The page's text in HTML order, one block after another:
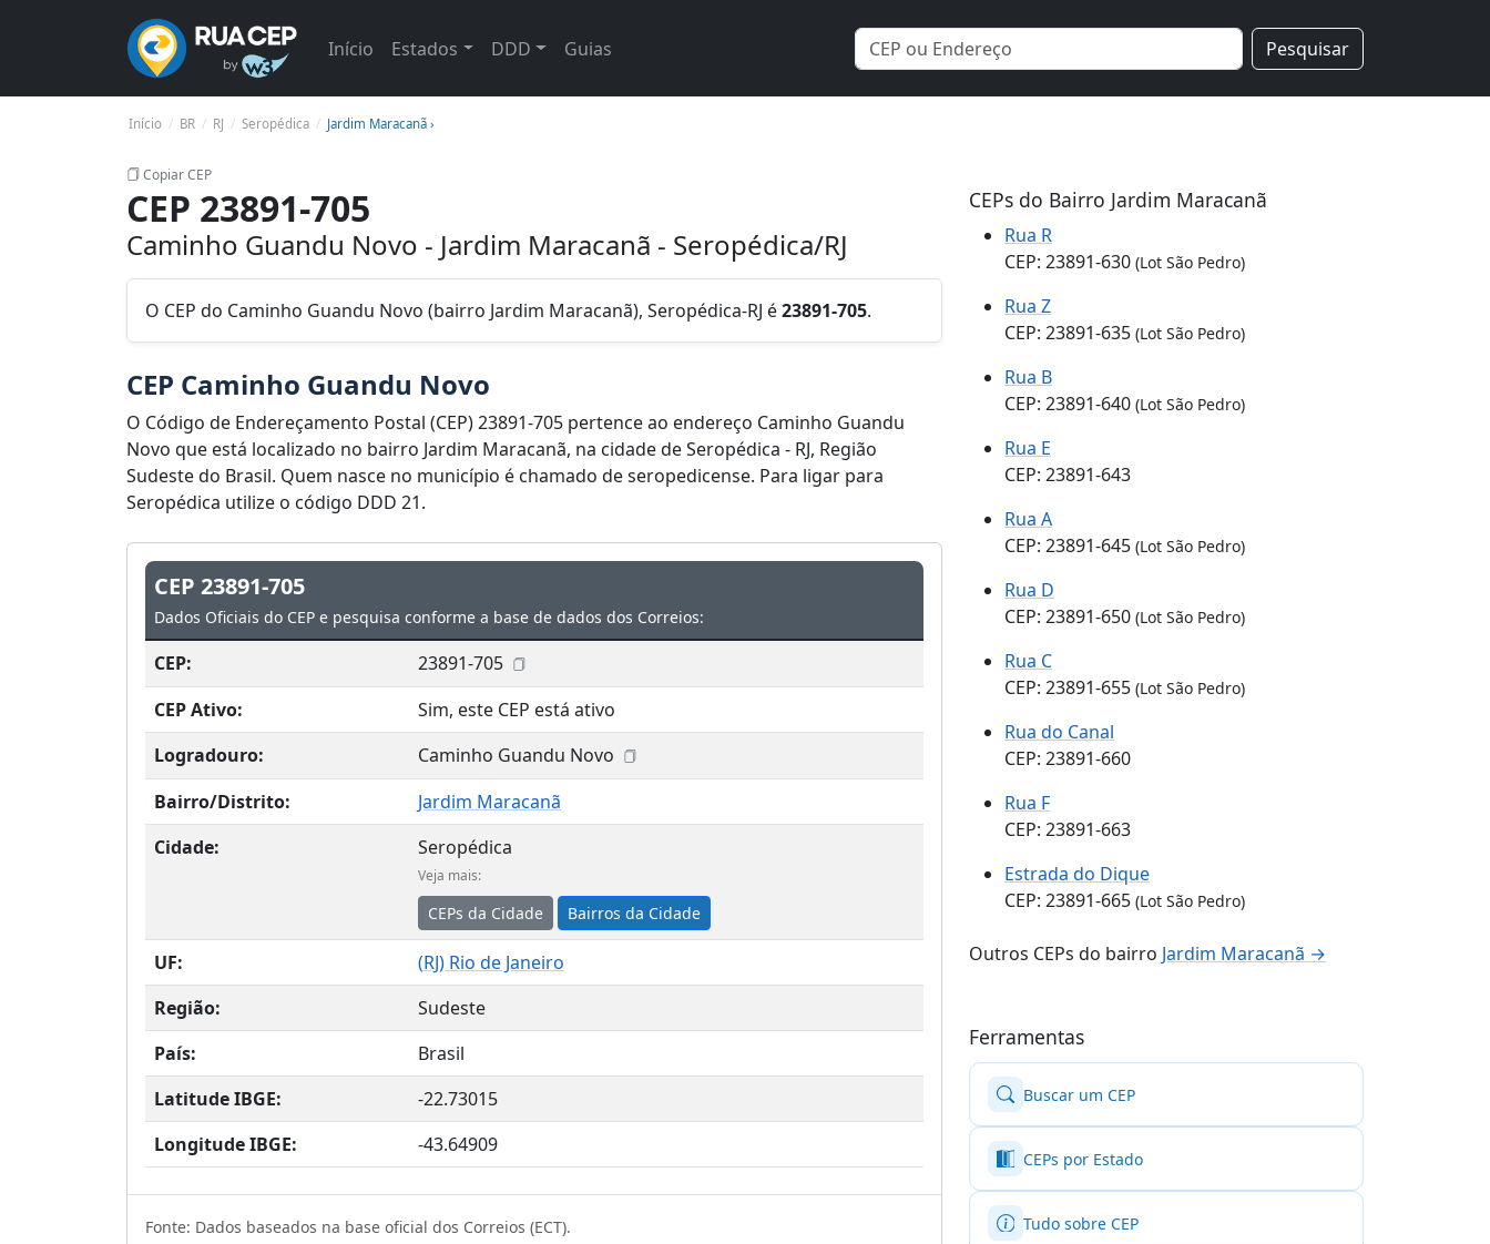
Início Estados DDD Guias Pesquisar
Início BR RJ Seropédica Jardim Maracanã ›
Copiar CEP
CEP 23891-705
Caminho Guandu Novo - Jardim Maracanã - Seropédica/RJ
O CEP do Caminho Guandu Novo (bairro Jardim Maracanã), Seropédica-RJ é23891-705.
CEP Caminho Guandu Novo
O Código de Endereçamento Postal (CEP) 23891-705 pertence ao endereço Caminho Guandu
Novo que está localizado no bairro Jardim Maracanã, na cidade de Seropédica - RJ, Região
Sudeste do Brasil. Quem nasce no município é chamado de seropedicense. Para ligar para
Seropédica utilize o código DDD 21.
CEP 23891-705
Dados Oficiais do CEP e pesquisa conforme a base de dados dos Correios:
CEP:
23891-705
CEP Ativo:
Sim, este CEP está ativo
Logradouro:
Caminho Guandu Novo
Bairro/Distrito:
Jardim Maracanã
Cidade:
Seropédica
Veja mais:
CEPs da Cidade Bairros da Cidade
UF: (RJ) Rio de Janeiro
Região:
Sudeste
País:
Brasil
Latitude IBGE:
-22.73015
Longitude IBGE:
-43.64909
Fonte: Dados baseados na base oficial dos Correios (ECT).
CEPs do Bairro Jardim Maracanã
Rua R
CEP: 23891-630 (Lot São Pedro)
Rua Z
CEP: 23891-635 (Lot São Pedro)
Rua B
CEP: 23891-640 (Lot São Pedro)
Rua E
CEP: 23891-643
Rua A
CEP: 23891-645 (Lot São Pedro)
Rua D
CEP: 23891-650 (Lot São Pedro)
Rua C
CEP: 23891-655 (Lot São Pedro)
Rua do Canal
CEP: 23891-660
Rua F
CEP: 23891-663
Estrada do Dique
CEP: 23891-665 (Lot São Pedro)
Outros CEPs do bairro Jardim Maracanã →
Ferramentas
Buscar um CEP
CEPs por Estado
Tudo sobre CEP